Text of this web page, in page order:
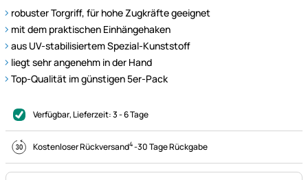
robuster Torgriff, für hohe Zugkräfte geeignet
mit dem praktischen Einhängehaken
aus UV-stabilisiertem Spezial-Kunststoff
liegt sehr angenehm in der Hand
Top-Qualität im günstigen 5er-Pack
Verfügbar, Lieferzeit:3 - 6 Tage
Kostenloser Rückversand4-30 Tage Rückgabe